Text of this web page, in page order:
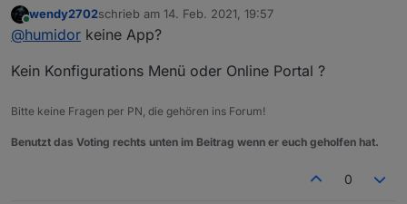
Ich wüsste nicht wie ich ihm eine feste IP einstellen
könnte.
Wenn das ein Problem bleibt, versuche ich es über
den Support.
Online
wendy2702schrieb am 14. Feb. 2021, 19:57
zuletzt editiert von
@humidor keine App?
Kein Konfigurations Menü oder Online Portal ?
Bitte keine Fragen per PN, die gehören ins Forum!
Benutzt das Voting rechts unten im Beitrag wenn er euch geholfen hat.
0